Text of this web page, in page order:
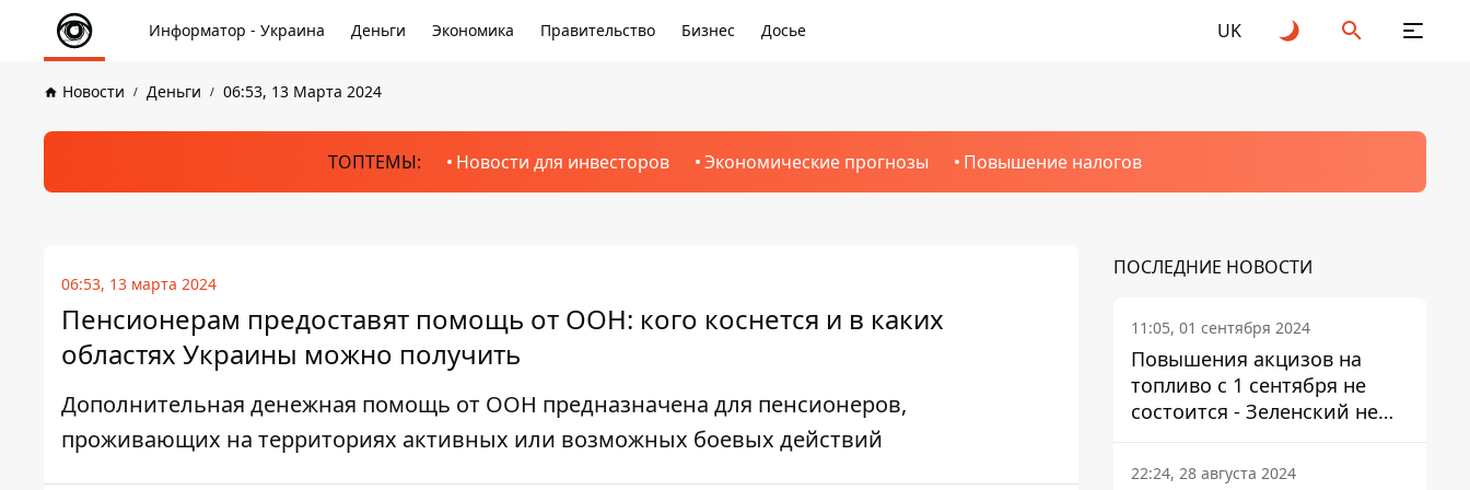
Информатор - Украина Деньги Экономика Правительство Бизнес Досье UK
Новости Деньги 06:53, 13 Марта 2024
ТОПТЕМЫ: Новости для инвесторов Экономические прогнозы Повышение налогов
06:53, 13 марта 2024
Пенсионерам предоставят помощь от ООН: кого коснется и в каких
областях Украины можно получить
Дополнительная денежная помощь от ООН предназначена для пенсионеров,
проживающих на территориях активных или возможных боевых действий
ПОСЛЕДНИЕ НОВОСТИ
11:05, 01 сентября 2024
Повышения акцизов на
топливо с 1 сентября не
состоится - Зеленский не
подписал закон
22:24, 28 августа 2024